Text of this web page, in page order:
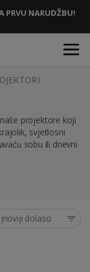
PRVU NARUDŽBU!
projektore koji
svjetlosni
sobu ili dnevni
dolasci